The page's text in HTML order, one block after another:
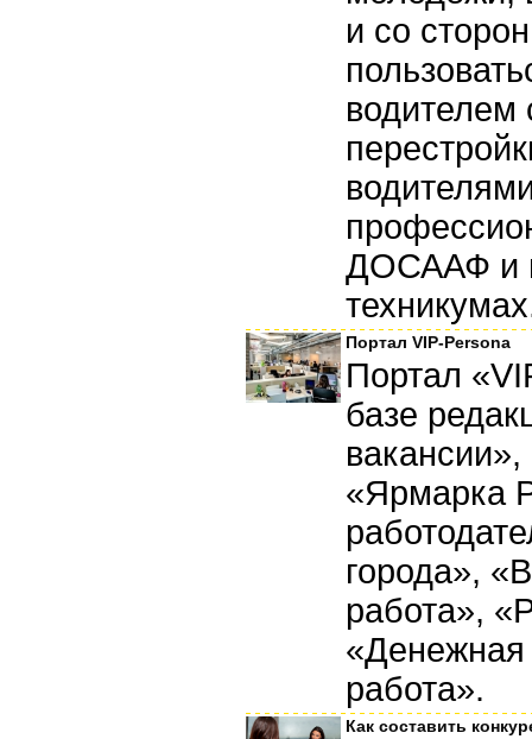
и со
водителем
ДОСААФ и
Портал VIP-Persona
Портал
базе
«Ярмарка
города»,
работа»,
работа».
Как составить